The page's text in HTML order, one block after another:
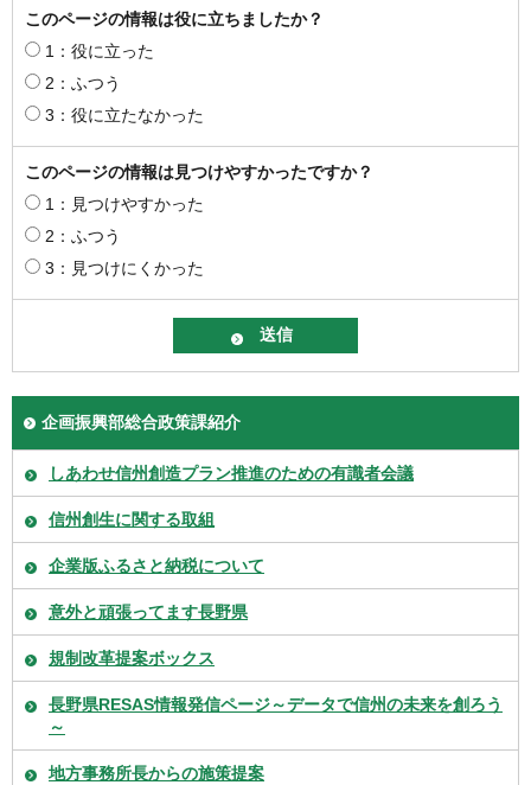
このページの情報は役に立ちましたか？
1：役に立った
2：ふつう
3：役に立たなかった
このページの情報は見つけやすかったですか？
1：見つけやすかった
2：ふつう
3：見つけにくかった
企画振興部総合政策課紹介
しあわせ信州創造プラン推進のための有識者会議
信州創生に関する取組
企業版ふるさと納税について
意外と頑張ってます長野県
規制改革提案ボックス
長野県RESAS情報発信ページ～データで信州の未来を創ろう
～
地方事務所長からの施策提案